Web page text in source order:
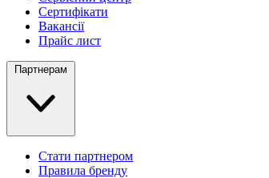
Сертифікати
Вакансії
Прайс лист
Партнерам
Стати партнером
Правила бренду